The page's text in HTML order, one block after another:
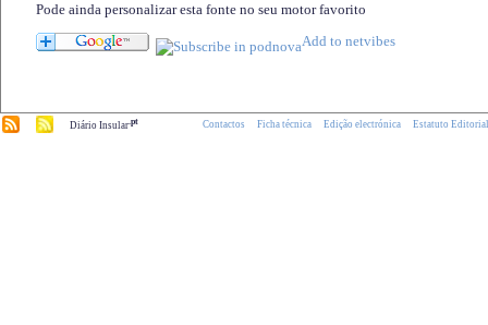
Pode ainda personalizar esta fonte no seu motor favorito
Diário Insular.pt Contactos Ficha técnica Edição electrónica Estatuto Editorial